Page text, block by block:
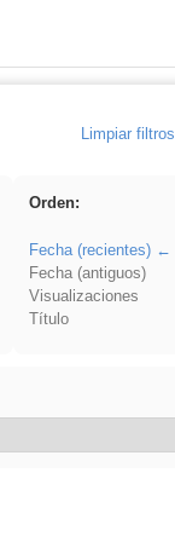
Limpiar filtros
Orden:
Fecha (recientes)
Fecha (antiguos)
Visualizaciones
Título